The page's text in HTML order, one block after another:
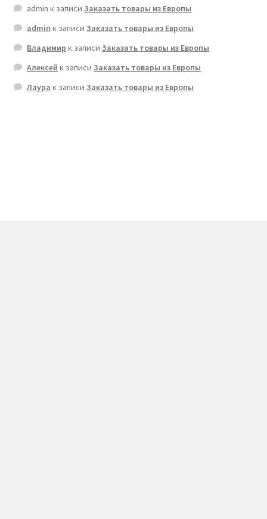
admin к записиЗаказать товары из Европы
admin к записиЗаказать товары из Европы
Владимир к записиЗаказать товары из Европы
Алексей к записиЗаказать товары из Европы
Лаура к записиЗаказать товары из Европы